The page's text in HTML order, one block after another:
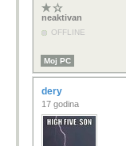
neaktivan
OFFLINE
Moj PC
dery
17 godina